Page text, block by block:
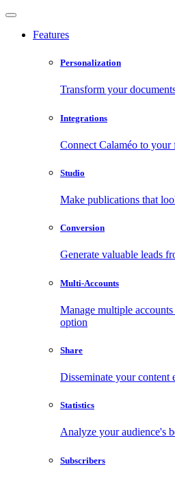
Features
Personalization
Transform your
Integrations
Connect Calaméo to
Studio
Make publications that
Conversion
Generate valuable leads
Multi-Accounts
Manage multiple
option
Share
Disseminate your content
Statistics
Analyze your audience's
Subscribers